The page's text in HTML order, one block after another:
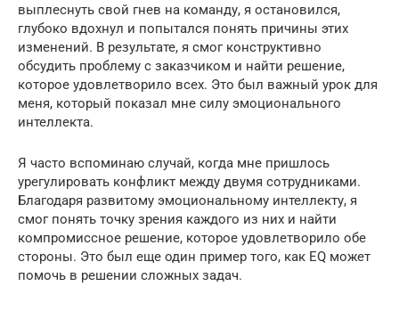
выплеснуть свой гнев на команду, я остановился,
глубоко вдохнул и попытался понять причины этих
изменений. В результате, я смог конструктивно
обсудить проблему с заказчиком и найти решение,
которое удовлетворило всех. Это был важный урок для
меня, который показал мне силу эмоционального
интеллекта.
Я часто вспоминаю случай, когда мне пришлось
урегулировать конфликт между двумя сотрудниками.
Благодаря развитому эмоциональному интеллекту, я
смог понять точку зрения каждого из них и найти
компромиссное решение, которое удовлетворило обе
стороны. Это был еще один пример того, как EQ может
помочь в решении сложных задач.